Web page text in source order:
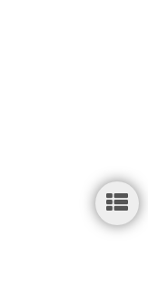
侧